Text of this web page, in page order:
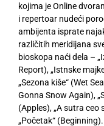
kojima je Online
i repertoar nudeći
ambijenta isprate
različitih meridijana
bioskopa naći dela –
Report), „Istnske
„Sezona kiše“ (Wet
Gonna Snow Again),
(Apples), „A sutra ceo
„Početak“ (Beginning).